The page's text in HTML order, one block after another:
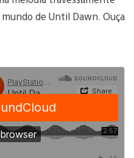
de Until Dawn. Ouça